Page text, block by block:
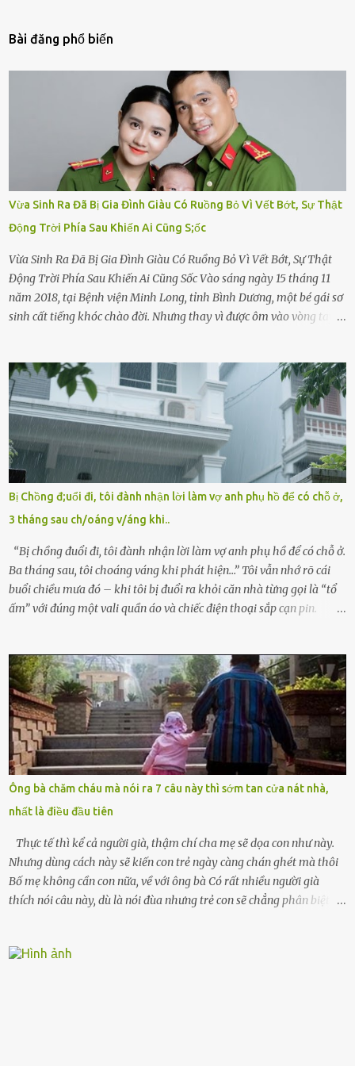
Bài đăng phổ biến
Vừa Sinh Ra Đã Bị Gia Đình Giàu Có Ruồng Bỏ Vì Vết Bớt, Sự Thật
Động Trời Phía Sau Khiến Ai Cũng S;ốc
Vừa Sinh Ra Đã Bị Gia Đình Giàu Có Ruồng Bỏ Vì Vết Bớt, Sự Thật
Động Trời Phía Sau Khiến Ai Cũng Sốc Vào sáng ngày 15 tháng 11
năm 2018, tại Bệnh viện Minh Long, tỉnh Bình Dương, một bé gái sơ
sinh cất tiếng khóc chào đời. Nhưng thay vì được ôm vào vòng tay
hảo, địa vị cao sang của ông Trần Quốc Tùng xem như điềm gở. Ông
Tùng, một doanh nhân quyền lực có tiếng ở Bình Dương, cùng vợ là
bà Đỗ Thị Nga, lập tức ra quyết định nhẫn tâm: bỏ lại đứa trẻ. Họ
viện cớ “không đủ khả năng nuôi dưỡng” và ký vào giấy từ chối
quyền giám hộ, yêu cầu bệnh viện xử lý bé như một trường hợp bị
bỏ rơi. Trong khi ấy, con gái ruột của họ – Trần Lệ Mi – vẫn đang
mê man sau sinh, hoàn toàn không hay biết chuyện gì xảy ra.
Thiếu úy Nguyễn Thị Mai, một nữ cảnh sát công tác tại địa phương,
tình cờ chứng kiến giây phút bé bị đưa đi trong lặng lẽ. Nét mặt đỏ
hỏn, bàn tay bé xíu co quắp, ...
Bị Chồng đ;uổi đi, tôi đành nhận lời làm vợ anh phụ hồ để có chỗ ở,
3 tháng sau ch/oáng v/áng khi..
“Bị chồng đuổi đi, tôi đành nhận lời làm vợ anh phụ hồ để có chỗ ở.
Ba tháng sau, tôi choáng váng khi phát hiện…” Tôi vẫn nhớ rõ cái
buổi chiều mưa đó – khi tôi bị đuổi ra khỏi căn nhà từng gọi là “tổ
ấm” với đúng một vali quần áo và chiếc điện thoại sắp cạn pin.
cưới cô để có con. Không phải để nuôi một cái thân bất tài chỉ biết
khóc lóc,” anh ta gằn giọng, đẩy mạnh cánh cửa trước mặt tôi.
Tiếng cánh cửa đóng lại, vang lên như một bản án lạnh lùng. Tôi
đứng chết lặng giữa cơn mưa, không biết đi đâu, về đâu. Bố mẹ tôi
mất sớm. Tôi chẳng có anh chị em. Họ hàng cũng thưa thớt, chẳng
ai thân thiết đến mức có thể mở lòng cho tôi tá túc. Bạn bè? Ai cũng
bận rộn với gia đình riêng của họ. Tôi đã từng đặt cược cả thanh
xuân vào người chồng ấy – và giờ, tôi chỉ còn lại chính mình. Tôi lên
chiếc xe buýt cuối ngày, trốn chạy khỏi thành phố và nỗi đau. Tôi v...
Ông bà chăm cháu mà nói ra 7 câu này thì sớm tan cửa nát nhà,
nhất là điều đầu tiên
Thực tế thì kể cả người già, thậm chí cha mẹ sẽ dọa con như này.
Nhưng dùng cách này sẽ kiến con trẻ ngày càng chán ghét mà thôi
Bố mẹ không cần con nữa, về với ông bà Có rất nhiều người già
thích nói câu này, dù là nói đùa nhưng trẻ con sẽ chẳng phân biệt
khuyên nhủ con thật cẩn thận. Nếu cháu không nghe lời, cảnh sát